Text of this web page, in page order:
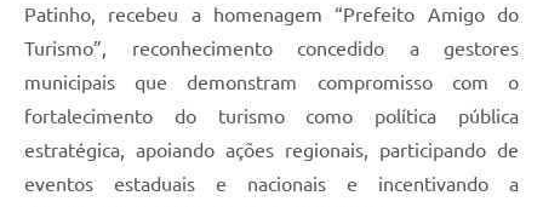
Patinho, recebeu a homenagem “Prefeito Amigo do
Turismo”, reconhecimento concedido a gestores
municipais que demonstram compromisso com o
fortalecimento do turismo como política pública
estratégica, apoiando ações regionais, participando de
eventos estaduais e nacionais e incentivando a